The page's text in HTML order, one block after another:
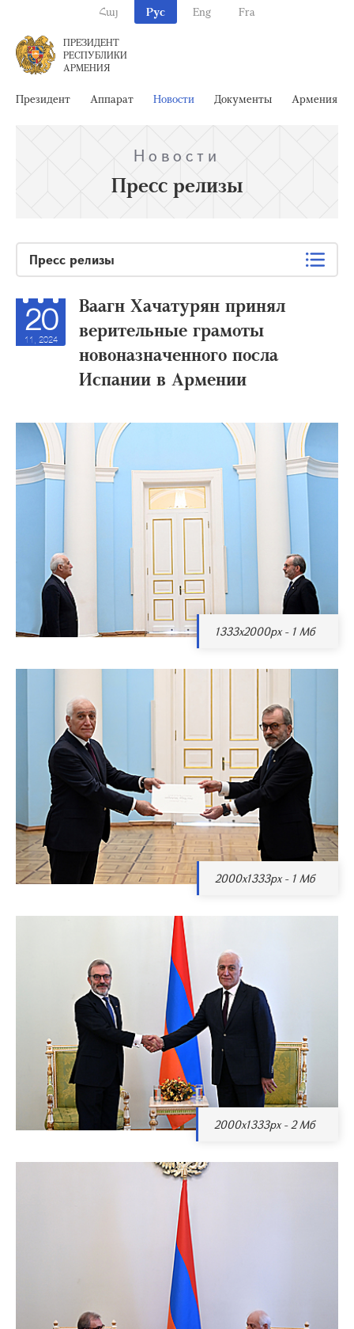
Հայ Рус Eng Fra
ПРЕЗИДЕНТ
РЕСПУБЛИКИ
АРМЕНИЯ
Президент Аппарат Новости Документы Армения
Новости
Пресс релизы
Пресс релизы
20
11, 2024
Ваагн Хачатурян принял
верительные грамоты
новоназначенного посла
Испании в Армении
1333x2000px - 1 Мб
2000x1333px - 1 Мб
2000x1333px - 2 Мб